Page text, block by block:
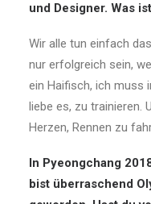
und Designer. Was
Wir alle tun einfach
nur erfolgreich sein,
ein Haifisch, ich muss
liebe es, zu trainieren.
Herzen, Rennen zu
In Pyeongchang
bist überraschend